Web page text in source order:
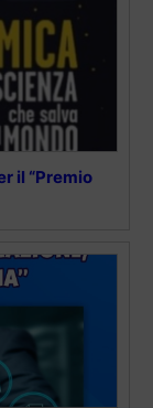
il “Premio